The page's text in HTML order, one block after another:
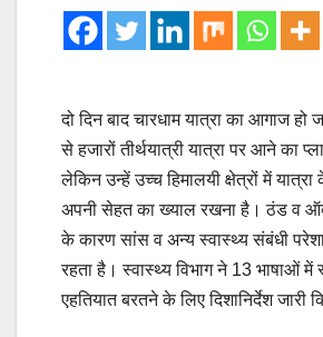
दो दिन बाद चारधाम यात्रा का आगाज हो
से हजारों तीर्थयात्री यात्रा पर आने का
लेकिन उन्हें उच्च हिमालयी क्षेत्रों में यात्रा
अपनी सेहत का ख्याल रखना है। ठंड व
के कारण सांस व अन्य स्वास्थ्य संबंधी
रहता है। स्वास्थ्य विभाग ने 13 भाषाओं में
एहतियात बरतने के लिए दिशानिर्देश जारी